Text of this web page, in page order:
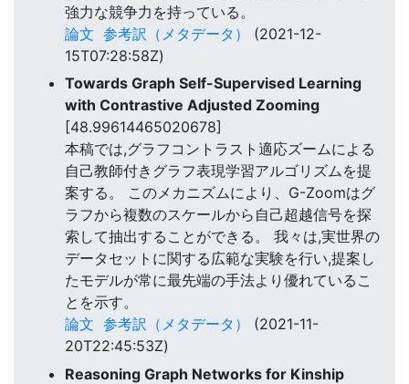
強力な競争力を持っている。
論文 参考訳（メタデータ）
(2021-12-
15T07:28:58Z)
Towards Graph Self-Supervised Learning
with Contrastive Adjusted Zooming
[48.99614465020678]
本稿では,グラフコントラスト適応ズームによる
自己教師付きグラフ表現学習アルゴリズムを提
案する。 このメカニズムにより、G-Zoomはグ
ラフから複数のスケールから自己超越信号を探
索して抽出することができる。 我々は,実世界の
データセットに関する広範な実験を行い,提案し
たモデルが常に最先端の手法より優れているこ
とを示す。
論文 参考訳（メタデータ）
(2021-11-
20T22:45:53Z)
Reasoning Graph Networks for Kinship